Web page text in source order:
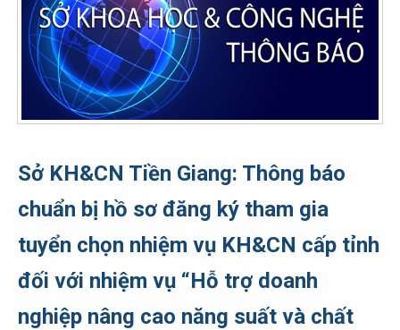
Sở KH&CN Tiền Giang: Thông báo
chuẩn bị hồ sơ đăng ký tham gia
tuyển chọn nhiệm vụ KH&CN cấp tỉnh
đối với nhiệm vụ “Hỗ trợ doanh
nghiệp nâng cao năng suất và chất